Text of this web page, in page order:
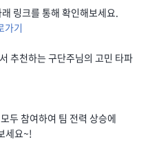
링크를 통해 확인해보세요.
가기
추천하는 구단주님의 고민 타파
두 참여하여 팀 전력 상승에
세요~!